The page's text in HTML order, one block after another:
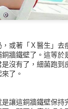
或著「Ｘ醫生」去
牆鐵壁了。這等於
沒有了，細菌跑到
了。
讓這銅牆鐵壁保持